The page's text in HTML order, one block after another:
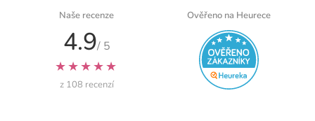
Naše recenze
4.9/ 5
★★★★★
z 108 recenzí
Ověřeno na Heurece